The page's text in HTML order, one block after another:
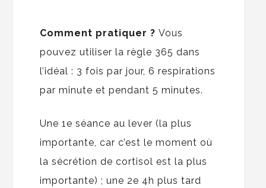
Comment pratiquer ? Vous
pouvez utiliser la règle 365 dans
l’idéal : 3 fois par jour, 6 respirations
par minute et pendant 5 minutes.
Une 1e séance au lever (la plus
importante, car c’est le moment où
la sécrétion de cortisol est la plus
importante) ; une 2e 4h plus tard